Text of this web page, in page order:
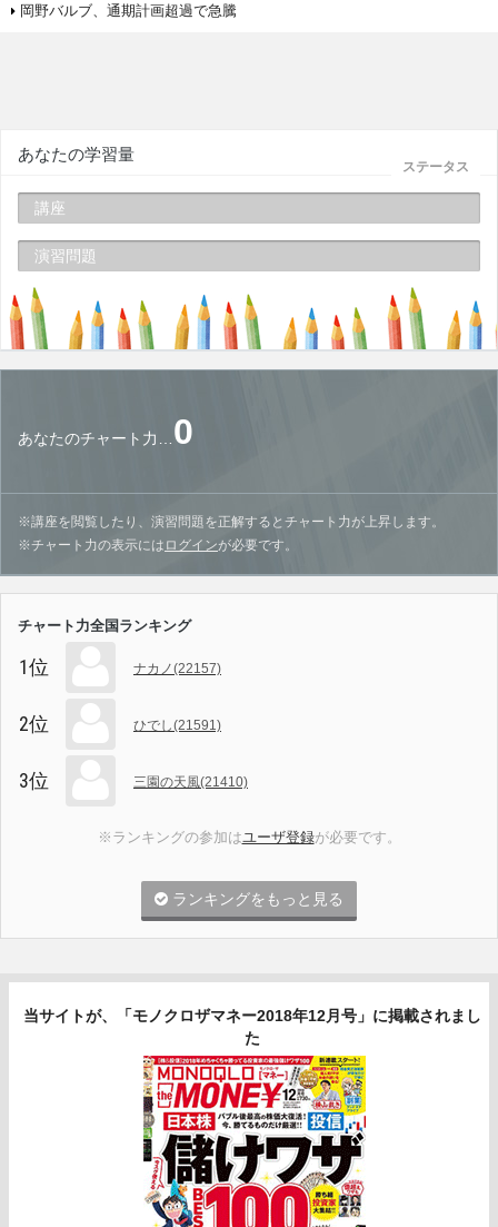
岡野バルブ、通期計画超過で急騰
ステータス
あなたの学習量
講座
演習問題
あなたのチャート力…0
※講座を閲覧したり、演習問題を正解するとチャート力が上昇します。
※チャート力の表示には ログインが必要です。
チャート力全国ランキング
1位 ナカノ(22157)
2位 ひでし(21591)
3位 三園の天風(21410)
※ランキングの参加はユーザ登録が必要です。
ランキングをもっと見る
当サイトが、「モノクロザマネー2018年12月号」に掲載されまし
た